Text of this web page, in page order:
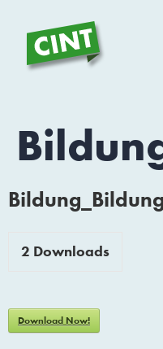
2 Downloads
Download Now!